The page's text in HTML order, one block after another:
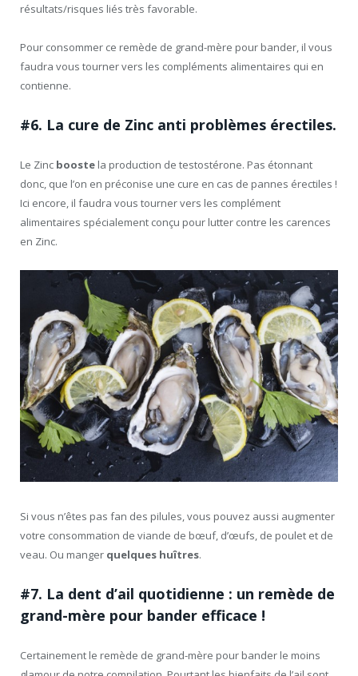
résultats/risques liés très favorable.
Pour consommer ce remède de grand-mère pour bander, il vous
faudra vous tourner vers les compléments alimentaires qui en
contienne.
#6. La cure de Zinc anti problèmes érectiles.
Le Zinc booste la production de testostérone. Pas étonnant
donc, que l’on en préconise une cure en cas de pannes érectiles !
Ici encore, il faudra vous tourner vers les complément
alimentaires spécialement conçu pour lutter contre les carences
en Zinc.
Si vous n’êtes pas fan des pilules, vous pouvez aussi augmenter
votre consommation de viande de bœuf, d’œufs, de poulet et de
veau. Ou manger quelques huîtres.
#7. La dent d’ail quotidienne : un remède de
grand-mère pour bander efficace !
Certainement le remède de grand-mère pour bander le moins